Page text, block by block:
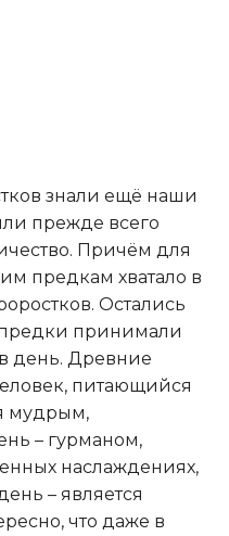
знали ещё наши
прежде всего
Причём для
предкам хватало в
Остались
предки принимали
день. Древние
питающийся
мудрым,
– гурманом,
наслаждениях,
– является
что даже в